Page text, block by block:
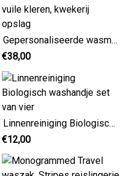
Gepersonaliseerde wasmand, katoen grijze strepen wasorganizer voor vuile kleren, kwekerij opslag
€38,00
Linnenreiniging Biologisch washandje set van vier
€12,00